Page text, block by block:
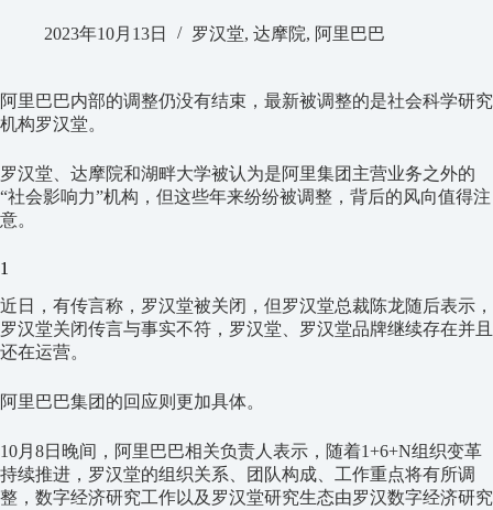
2023年10月13日 罗汉堂, 达摩院, 阿里巴巴
阿里巴巴内部的调整仍没有结束，最新被调整的是社会科学研究
机构罗汉堂。
罗汉堂、达摩院和湖畔大学被认为是阿里集团主营业务之外的
“社会影响力”机构，但这些年来纷纷被调整，背后的风向值得注
意。
1
近日，有传言称，罗汉堂被关闭，但罗汉堂总裁陈龙随后表示，
罗汉堂关闭传言与事实不符，罗汉堂、罗汉堂品牌继续存在并且
还在运营。
阿里巴巴集团的回应则更加具体。
10月8日晚间，阿里巴巴相关负责人表示，随着1+6+N组织变革
持续推进，罗汉堂的组织关系、团队构成、工作重点将有所调
整，数字经济研究工作以及罗汉堂研究生态由罗汉数字经济研究